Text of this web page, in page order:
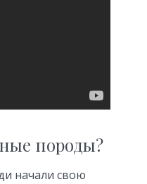
породы?
начали свою